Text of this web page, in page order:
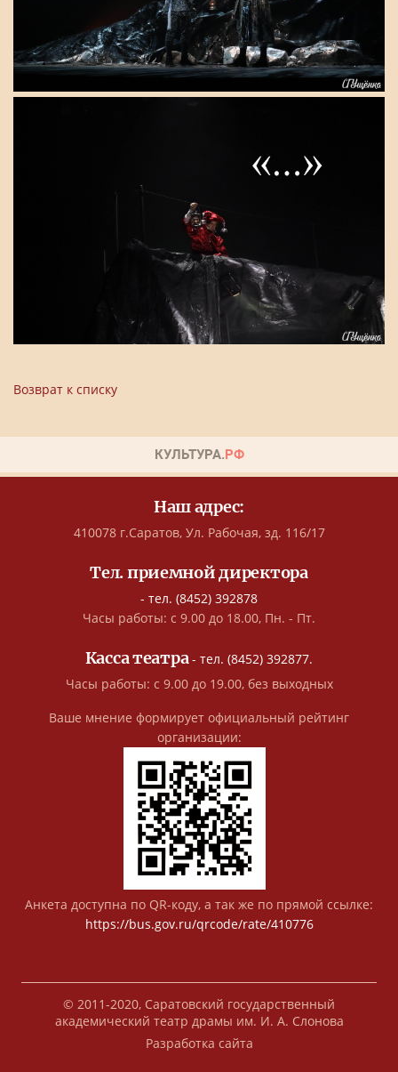
Возврат к списку
Наш адрес:
410078 г.Саратов, Ул. Рабочая, зд. 116/17
Тел. приемной директора
- тел. (8452) 392878
Часы работы: с 9.00 до 18.00, Пн. - Пт.
Касса театра- тел. (8452) 392877.
Часы работы: с 9.00 до 19.00, без выходных
Ваше мнение формирует официальный рейтинг
организации:
Анкета доступна по QR-коду, а так же по прямой ссылке:
https://bus.gov.ru/qrcode/rate/410776
© 2011-2020, Саратовский государственный
академический театр драмы им. И. А. Слонова
Разработка сайта